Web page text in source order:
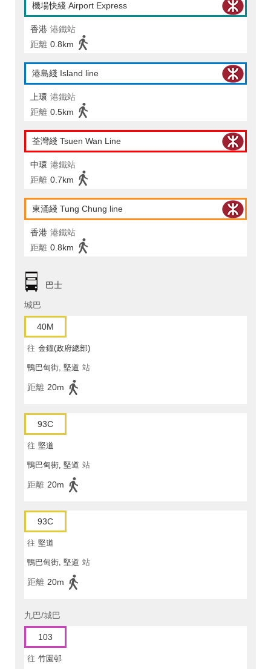
機場快綫 Airport Express
香港 港鐵站
距離 0.8km
港島綫 Island line
上環 港鐵站
距離 0.5km
荃灣綫 Tsuen Wan Line
中環 港鐵站
距離 0.7km
東涌綫 Tung Chung line
香港 港鐵站
距離 0.8km
巴士
城巴
40M
往 金鐘(政府總部)
鴨巴甸街, 堅道 站
距離 20m
93C
往 堅道
鴨巴甸街, 堅道 站
距離 20m
93C
往 堅道
鴨巴甸街, 堅道 站
距離 20m
九巴/城巴
103
往 竹園邨